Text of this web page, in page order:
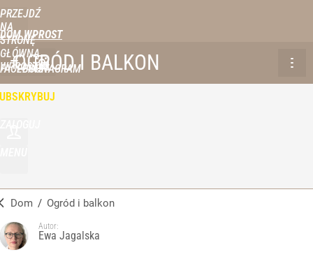
PRZEJDŹ
NA
STRONĘ
GŁÓWNĄ
WPROST.PL
DOM WPROST
FACEBOOKINSTAGRAM
OGRÓD I BALKON
Dom / Ogród i balkon
Autor:
Ewa Jagalska